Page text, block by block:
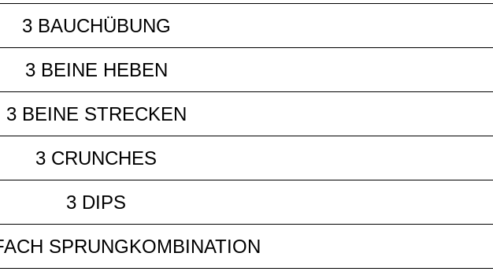
3 BAUCHÜBUNG
3 BEINE HEBEN
3 BEINE STRECKEN
3 CRUNCHES
3 DIPS
SPRUNGKOMBINATION